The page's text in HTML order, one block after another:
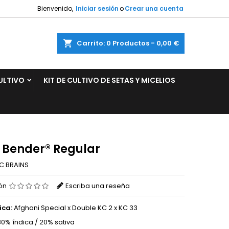
Bienvenido, Iniciar sesiónoCrear una cuenta
Carrito 0 Productos - 0,00 €
KIT DE CULTIVO DE SETAS Y MICELIOS
Regular
BRAINS
Escriba una reseña
Afghani Special x Double KC 2 x KC 33
índica / 20% sativa